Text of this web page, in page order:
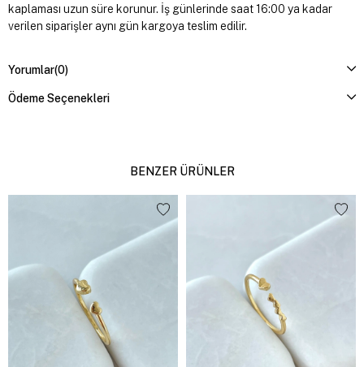
kaplaması uzun süre korunur. İş günlerinde saat 16:00 ya kadar
verilen siparişler aynı gün kargoya teslim edilir.
Yorumlar(0)
Ödeme Seçenekleri
BENZER ÜRÜNLER